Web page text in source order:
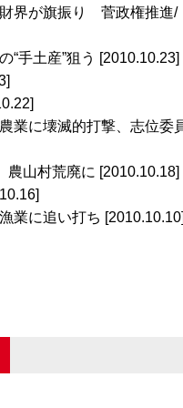
界が旗振り 菅政権推進/
手土産”狙う [2010.10.23]
業に壊滅的打撃、志位委
農山村荒廃に [2010.10.18]
業に追い打ち